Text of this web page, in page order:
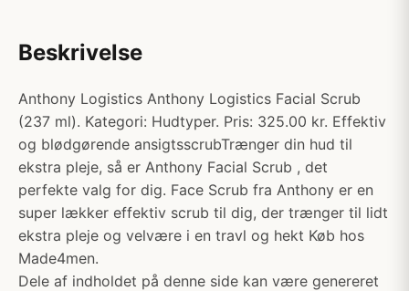
Beskrivelse
Anthony Logistics Anthony Logistics Facial Scrub
(237 ml). Kategori: Hudtyper. Pris: 325.00 kr. Effektiv
og blødgørende ansigtsscrubTrænger din hud til
ekstra pleje, så er Anthony Facial Scrub , det
perfekte valg for dig. Face Scrub fra Anthony er en
super lækker effektiv scrub til dig, der trænger til lidt
ekstra pleje og velvære i en travl og hekt Køb hos
Made4men.
Dele af indholdet på denne side kan være genereret